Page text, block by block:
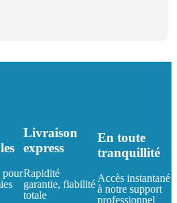
pour
Livraison
express
Rapidité
garantie, fiabilité
totale
En toute
tranquillité
Accès instantané
à notre support
professionnel